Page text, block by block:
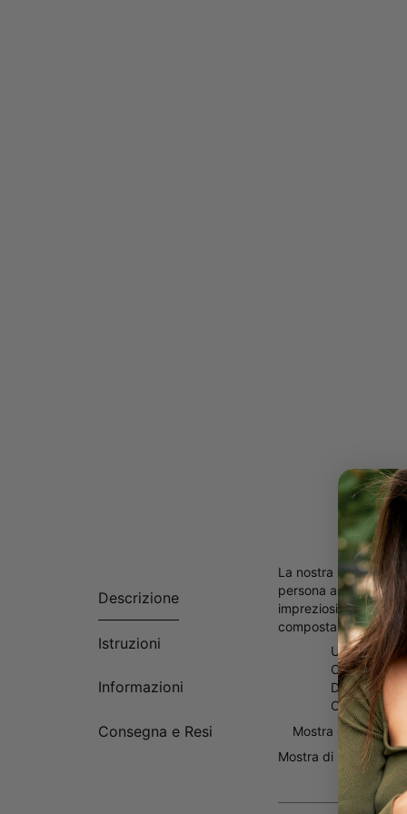
Descrizione
Istruzioni
Informazioni
Consegna e Resi
La nostra Collana
persona amata!
impreziosito da un
composta da:
Un nome o
Carattere in
Diamante
Catena
Mostra di più
Perché tutti la amano:
L'oro rosa esalta il
Mostra di più Mostra